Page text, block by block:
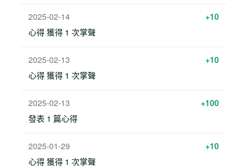
2025-02-14
+10
心得 獲得 1 次掌聲
2025-02-13
+10
心得 獲得 1 次掌聲
2025-02-13
+100
發表 1 篇心得
2025-01-29
+10
心得 獲得 1 次掌聲